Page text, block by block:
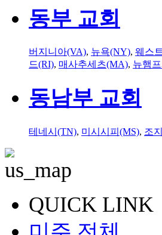
동부 교회
버지니아(VA), 뉴욕(NY), 웨스
드(RI), 매사추세츠(MA), 뉴햄
동남부 교회
테네시(TN), 미시시피(MS), 조
QUICK LINK